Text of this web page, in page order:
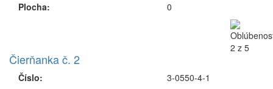
Plocha:
0
Čierňanka č. 2
Číslo: 3-0550-4-1